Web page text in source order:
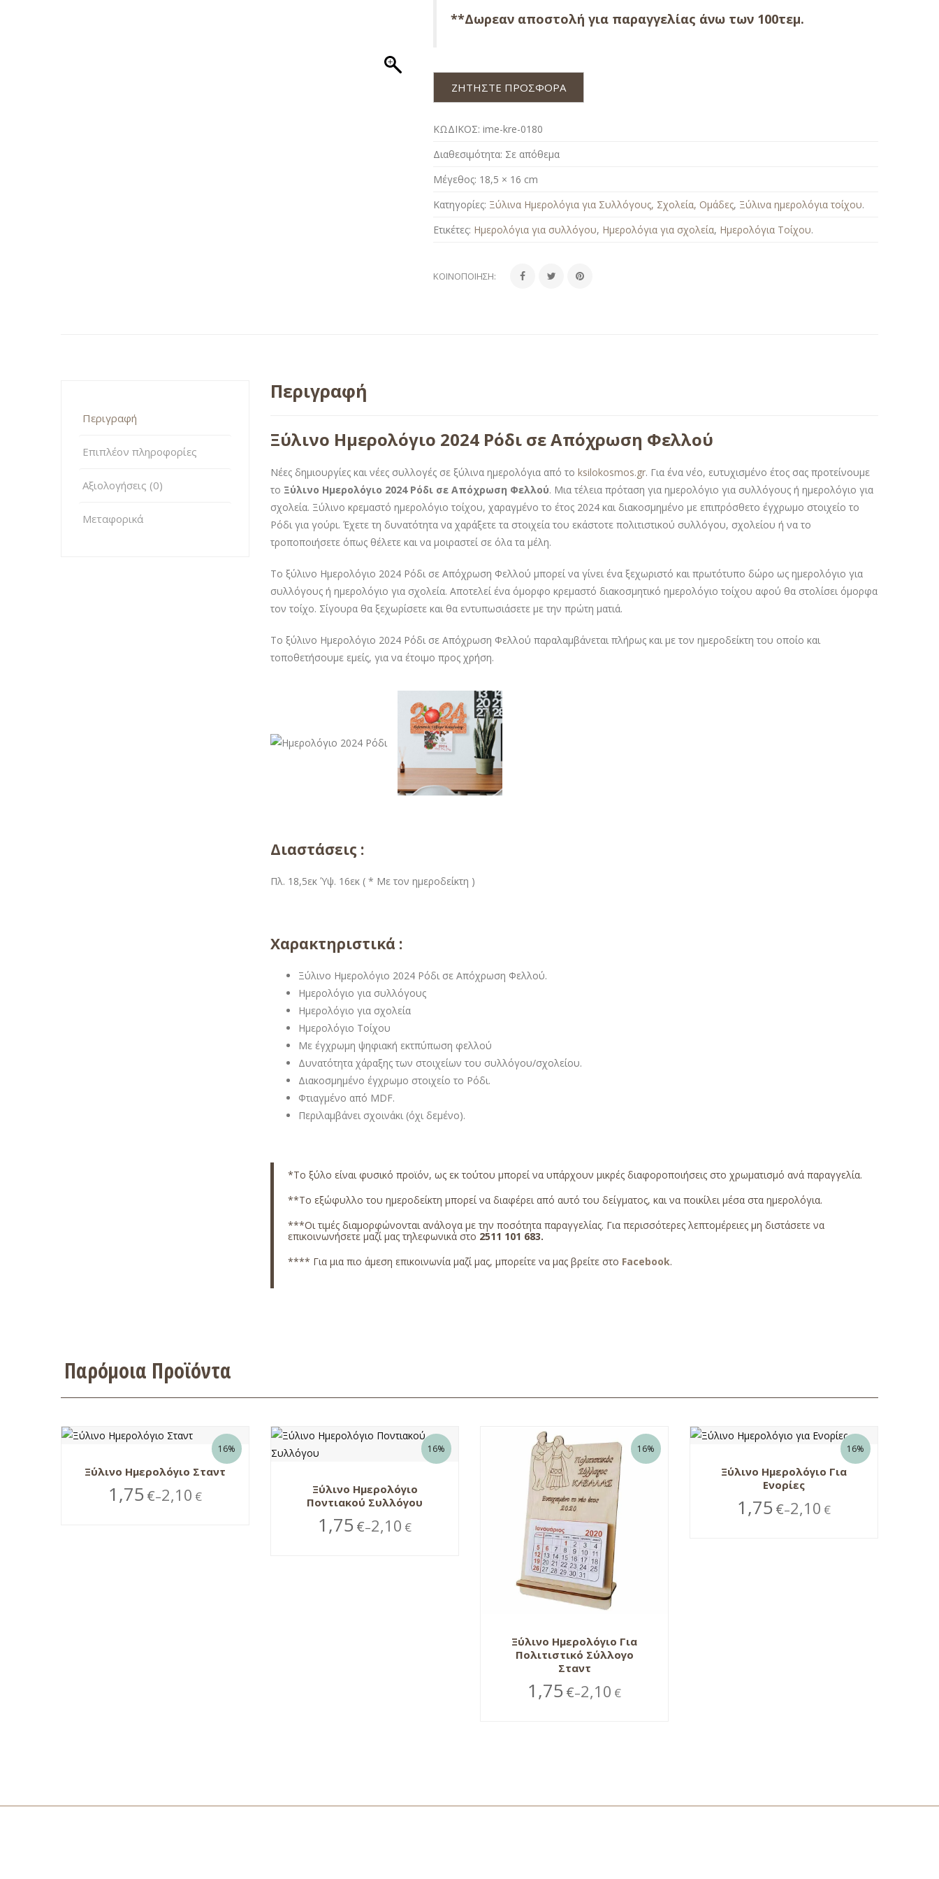
**Δωρεαν αποστολή για παραγγελίας άνω των 100τεμ.
ΖΗΤΗΣΤΕ ΠΡΟΣΦΟΡΑ
ΚΩΔΙΚΟΣ: ime-kre-0180
Διαθεσιμότητα: Σε απόθεμα
Μέγεθος: 18,5 × 16 cm
Κατηγορίες: Ξύλινα Ημερολόγια για Συλλόγους, Σχολεία, Ομάδες, Ξύλινα ημερολόγια τοίχου.
Ετικέτες: Ημερολόγια για συλλόγου, Ημερολόγια για σχολεία, Ημερολόγια Τοίχου.
ΚΟΙΝΟΠΟΊΗΣΗ:
Περιγραφή
Επιπλέον πληροφορίες
Αξιολογήσεις (0)
Μεταφορικά
Περιγραφή
Ξύλινο Ημερολόγιο 2024 Ρόδι σε Απόχρωση Φελλού
Νέες δημιουργίες και νέες συλλογές σε ξύλινα ημερολόγια από το ksilokosmos.gr. Για ένα νέο, ευτυχισμένο έτος σας προτείνουμε
το Ξύλινο Ημερολόγιο 2024 Ρόδι σε Απόχρωση Φελλού. Μια τέλεια πρόταση για ημερολόγιο για συλλόγους ή ημερολόγιο για
σχολεία. Ξύλινο κρεμαστό ημερολόγιο τοίχου, χαραγμένο το έτος 2024 και διακοσμημένο με επιπρόσθετο έγχρωμο στοιχείο το
Ρόδι για γούρι. Έχετε τη δυνατότητα να χαράξετε τα στοιχεία του εκάστοτε πολιτιστικού συλλόγου, σχολείου ή να το
τροποποιήσετε όπως θέλετε και να μοιραστεί σε όλα τα μέλη.
Το ξύλινο Ημερολόγιο 2024 Ρόδι σε Απόχρωση Φελλού μπορεί να γίνει ένα ξεχωριστό και πρωτότυπο δώρο ως ημερολόγιο για
συλλόγους ή ημερολόγιο για σχολεία. Αποτελεί ένα όμορφο κρεμαστό διακοσμητικό ημερολόγιο τοίχου αφού θα στολίσει όμορφα
τον τοίχο. Σίγουρα θα ξεχωρίσετε και θα εντυπωσιάσετε με την πρώτη ματιά.
Το ξύλινο Ημερολόγιο 2024 Ρόδι σε Απόχρωση Φελλού παραλαμβάνεται πλήρως και με τον ημεροδείκτη του οποίο και
τοποθετήσουμε εμείς, για να έτοιμο προς χρήση.
Διαστάσεις :
Πλ. 18,5εκ Ύψ. 16εκ ( * Με τον ημεροδείκτη )
Χαρακτηριστικά :
Ξύλινο Ημερολόγιο 2024 Ρόδι σε Απόχρωση Φελλού.
Ημερολόγιο για συλλόγους
Ημερολόγιο για σχολεία
Ημερολόγιο Τοίχου
Με έγχρωμη ψηφιακή εκτπύπωση φελλού
Δυνατότητα χάραξης των στοιχείων του συλλόγου/σχολείου.
Διακοσμημένο έγχρωμο στοιχείο το Ρόδι.
Φτιαγμένο από MDF.
Περιλαμβάνει σχοινάκι (όχι δεμένο).
*Το ξύλο είναι φυσικό προϊόν, ως εκ τούτου μπορεί να υπάρχουν μικρές διαφοροποιήσεις στο χρωματισμό ανά παραγγελία.
**Το εξώφυλλο του ημεροδείκτη μπορεί να διαφέρει από αυτό του δείγματος, και να ποικίλει μέσα στα ημερολόγια.
***Οι τιμές διαμορφώνονται ανάλογα με την ποσότητα παραγγελίας. Για περισσότερες λεπτομέρειες μη διστάσετε να
επικοινωνήσετε μαζί μας τηλεφωνικά στο 2511 101 683.
**** Για μια πιο άμεση επικοινωνία μαζί μας, μπορείτε να μας βρείτε στο Facebook.
Παρόμοια Προϊόντα
16%
Ξύλινο Ημερολόγιο Σταντ
1,75 €–2,10 €
16%
Ξύλινο Ημερολόγιο
Ποντιακού Συλλόγου
1,75 €–2,10 €
16%
Ξύλινο Ημερολόγιο Για
Πολιτιστικό Σύλλογο
Σταντ
1,75 €–2,10 €
16%
Ξύλινο Ημερολόγιο Για
Ενορίες
1,75 €–2,10 €